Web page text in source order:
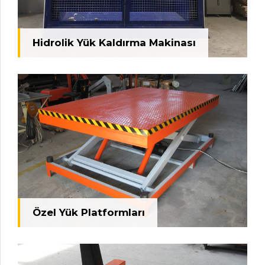
Hidrolik Yük Kaldırma Makinası
Özel Yük Platformları